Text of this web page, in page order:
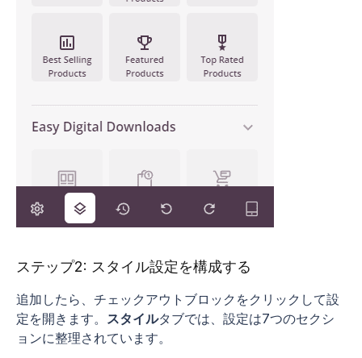
ステップ2: スタイル設定を構成する
追加したら、チェックアウトブロックをクリックして設
定を開きます。 スタイルタブでは、設定は7つのセクシ
ョンに整理されています。